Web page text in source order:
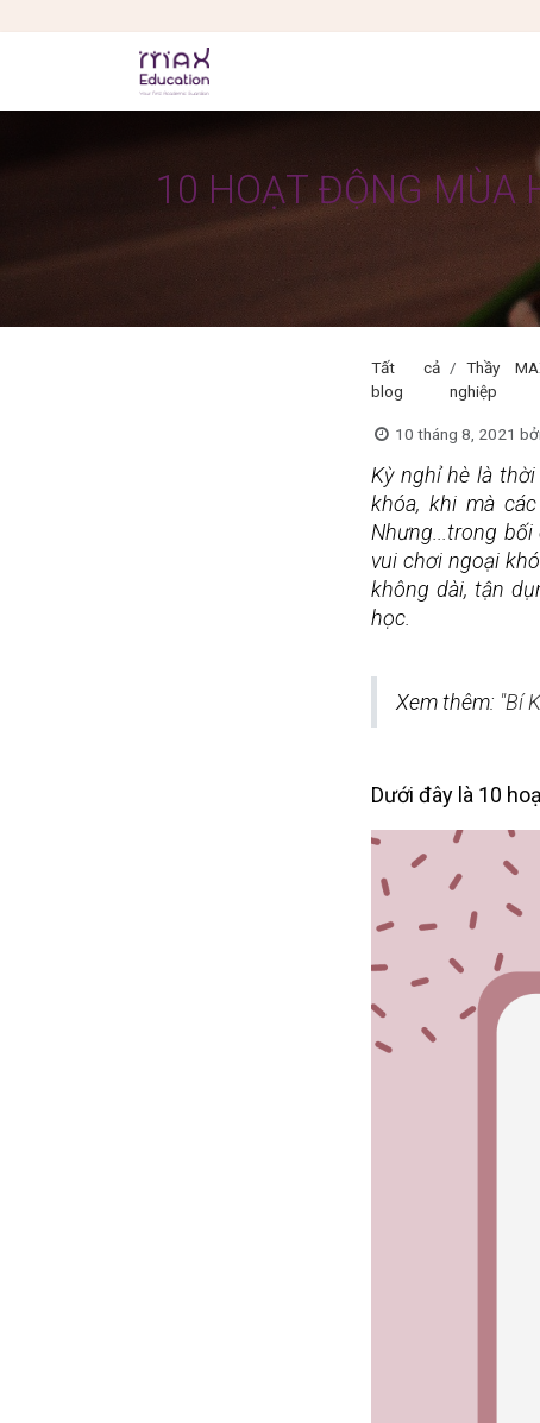
10 HOẠT ĐỘNG MÙA
Tất cả
blog
Thầy
nghiệp
10 tháng 8, 2021
Kỳ nghỉ hè là
khóa, khi mà
Nhưng...trong
vui chơi ngoại
không dài, tận
học.
Xem thêm: "Bí
Dưới đây là 10